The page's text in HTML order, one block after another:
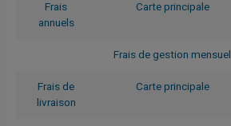
Frais
annuels
Carte principale
Frais de gestion mensuel
Frais de
livraison
Carte principale